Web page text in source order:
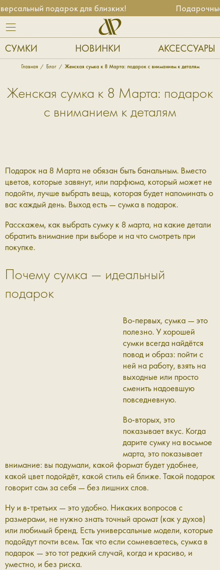
подарок для близких! Подарочные
СУМКИ НОВИНКИ АКСЕССУАРЫ
Главная Блог Женская сумка к 8 Марта: подарок с вниманием к деталям
Женская сумка к 8 Марта: подарок
с вниманием к деталям
Подарок на 8 Марта не обязан быть банальным. Вместо
цветов, которые завянут, или парфюма, который может не
подойти, лучше выбрать вещь, которая будет напоминать о
вас каждый день. Выход есть — сумка в подарок.
Расскажем, как выбрать сумку к 8 марта, на какие детали
обратить внимание при выборе и на что смотреть при
покупке.
Почему сумка — идеальный
подарок
Во-первых, сумка — это
полезно. У хорошей
сумки всегда найдётся
повод и образ: пойти с
ней на работу, взять на
выходные или просто
сменить надоевшую
повседневную.
Во-вторых, это
показывает вкус. Когда
дарите сумку на восьмое
марта, это показывает
внимание: вы подумали, какой формат будет удобнее,
какой цвет подойдёт, какой стиль ей ближе. Такой подарок
говорит сам за себя — без лишних слов.
Ну и в-третьих — это удобно. Никаких вопросов с
размерами, не нужно знать точный аромат (как у духов)
или любимый бренд. Есть универсальные модели, которые
подойдут почти всем. Так что если сомневаетесь, сумка в
подарок — это тот редкий случай, когда и красиво, и
уместно, и без риска.